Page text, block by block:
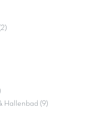
Hallenbad (9)